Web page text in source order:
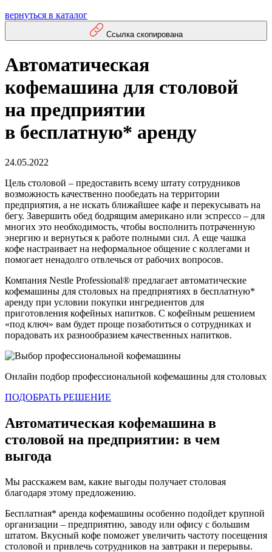
вернуться в каталог
Ссылка скопирована
Автоматическая
кофемашина для столовой
на предприятии
в бесплатную* аренду
24.05.2022
Цель столовой – предоставить всему штату сотрудников
возможность качественно пообедать на территории
предприятия, а не искать ближайшее кафе и перекусывать на
бегу. Завершить обед бодрящим американо или эспрессо – для
многих это необходимость, чтобы восполнить потраченную
энергию и вернуться к работе полными сил. А еще чашка
кофе настраивает на неформальное общение с коллегами и
помогает ненадолго отвлечься от рабочих вопросов.
Компания Nestle Professional® предлагает автоматические
кофемашины для столовых на предприятиях в бесплатную*
аренду при условии покупки ингредиентов для
приготовления кофейных напитков. С кофейным решением
«под ключ» вам будет проще позаботиться о сотрудниках и
порадовать их разнообразием качественных напитков.
Онлайн подбор профессиональной кофемашины для столовых
ПОДОБРАТЬ РЕШЕНИЕ
Автоматическая кофемашина в
столовой на предприятии: в чем
выгода
Мы расскажем вам, какие выгоды получает столовая
благодаря этому предложению.
Бесплатная* аренда кофемашины особенно подойдет крупной
организации – предприятию, заводу или офису с большим
штатом. Вкусный кофе поможет увеличить частоту посещения
столовой и привлечь сотрудников на завтраки и перерывы.